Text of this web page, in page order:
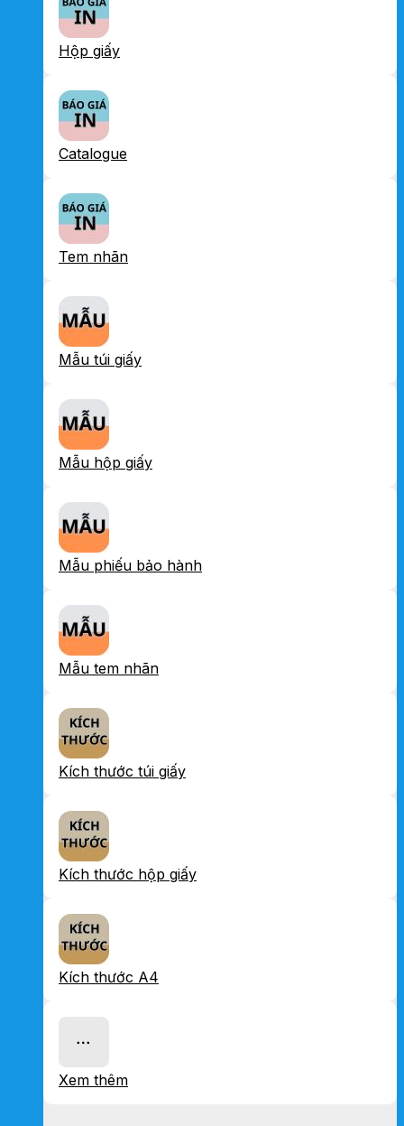
Hộp giấy
Catalogue
Tem nhãn
Mẫu túi giấy
Mẫu hộp giấy
Mẫu phiếu bảo hành
Mẫu tem nhãn
Kích thước túi giấy
Kích thước hộp giấy
Kích thước A4
Xem thêm